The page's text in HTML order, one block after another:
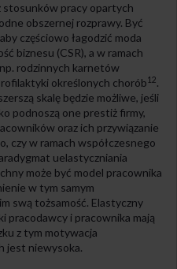
stosunków pracy opartych
obszernej rozprawy. Być
częściowo łagodzić moda
biznesu (CSR), a w ramach
rodzinnych karnetów
określonych chorób12.
skalę będzie możliwe, jeśli
podnoszą one prestiż firmy,
oraz ich przywiązanie
czy w ramach współczesnego
uelastyczniania
może być model pracownika
w tym samym
swą tożsamość. Elastyczny
pracodawcy i pracownika mają
z tym motywacja
jest niewysoka.